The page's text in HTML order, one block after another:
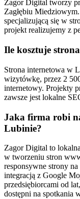
Zagor Digital tworzy
Zagłębiu
specjalizującą się w
projekt realizujemy z
Ile kosztuje
Strona internetowa w
wizytówkę, przez 2
internetowy. Projekty
zawsze jest lokalne
Jaka firma robi
Lubinie?
Zagor Digital to
w tworzeniu stron
responsywne strony
integracją z Google
przedsiębiorcami od
dostępni na spotkania